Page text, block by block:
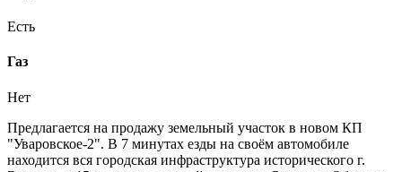
Есть
Газ
Нет
Предлагается на продажу земельный участок в новом КП
"Уваровское-2". В 7 минутах езды на своём автомобиле
находится вся городская инфраструктура исторического г.